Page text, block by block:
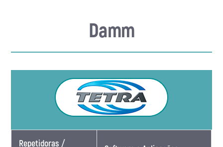
Damm
Repetidoras /